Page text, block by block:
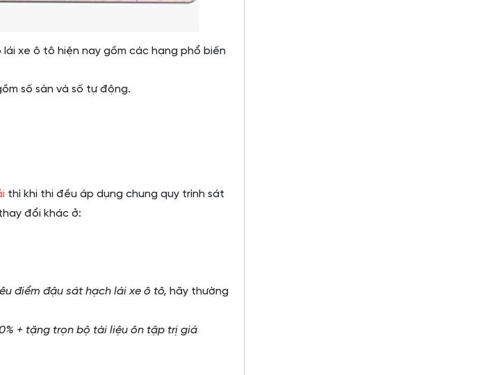
xe ô tô hiện nay gồm các hạng phổ biến
số sàn và số tự động.
thì khi thi đều áp dụng chung quy trình sát
đổi khác ở:
điểm đậu sát hạch lái xe ô tô, hãy thường
+ tặng trọn bộ tài liệu ôn tập trị giá